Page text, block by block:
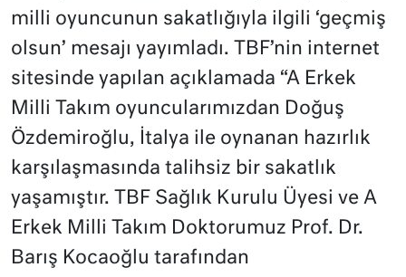
milli oyuncunun sakatlığıyla ilgili ‘geçmiş
olsun’ mesajı yayımladı. TBF’nin internet
sitesinde yapılan açıklamada “A Erkek
Milli Takım oyuncularımızdan Doğuş
Özdemiroğlu, İtalya ile oynanan hazırlık
karşılaşmasında talihsiz bir sakatlık
yaşamıştır. TBF Sağlık Kurulu Üyesi ve A
Erkek Milli Takım Doktorumuz Prof. Dr.
Barış Kocaoğlu tarafından